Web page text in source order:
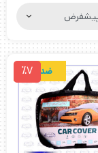
ضدآب٪7